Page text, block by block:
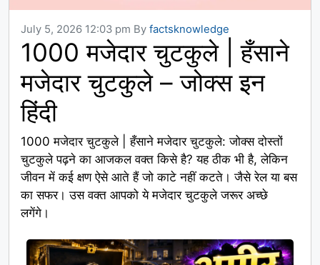
July 5, 2026 12:03 pm By factsknowledge
1000 मजेदार चुटकुले | हँसाने
मजेदार चुटकुले – जोक्स इन
हिंदी
1000 मजेदार चुटकुले | हँसाने मजेदार चुटकुले: जोक्स दोस्तों
चुटकुले पढ़ने का आजकल वक्त किसे है? यह ठीक भी है, लेकिन
जीवन में कई क्षण ऐसे आते हैं जो काटे नहीं कटते। जैसे रेल या बस
का सफर। उस वक्त आपको ये मजेदार चुटकुले जरूर अच्छे
लगेंगे।